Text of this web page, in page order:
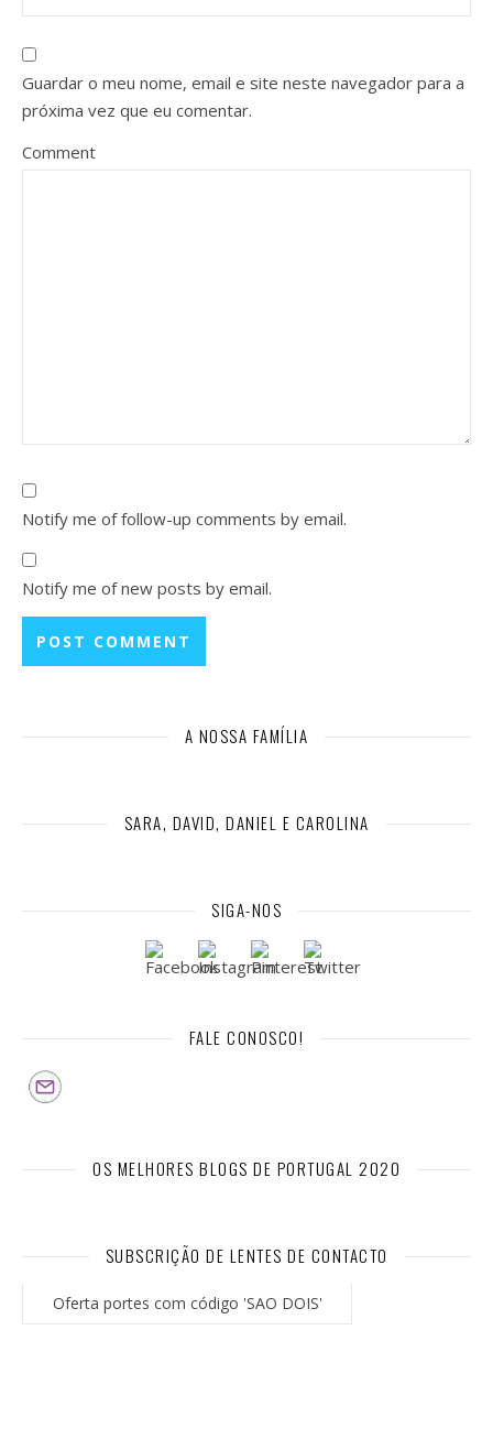
Guardar o meu nome, email e site neste navegador para a
próxima vez que eu comentar.
Comment
Notify me of follow-up comments by email.
Notify me of new posts by email.
A NOSSA FAMÍLIA
SARA, DAVID, DANIEL E CAROLINA
SIGA-NOS
FALE CONOSCO!
OS MELHORES BLOGS DE PORTUGAL 2020
SUBSCRIÇÃO DE LENTES DE CONTACTO
Oferta portes com código 'SAO DOIS'